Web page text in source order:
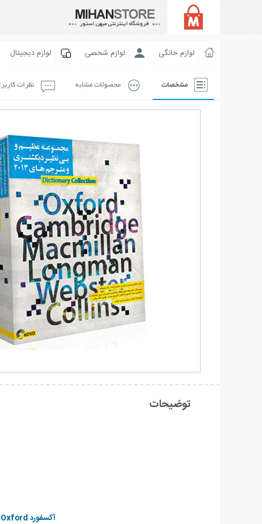
لوازم خانگی لوازم شخصی لوازم دیجیتال
مشخصات محصولات مشابه نظرات
توضیحات
آکسفورد Oxford, لانگمن Longman , کمبریج Cambridge , وبستر Webster , کولینز Collins , مک میلان Macmillan